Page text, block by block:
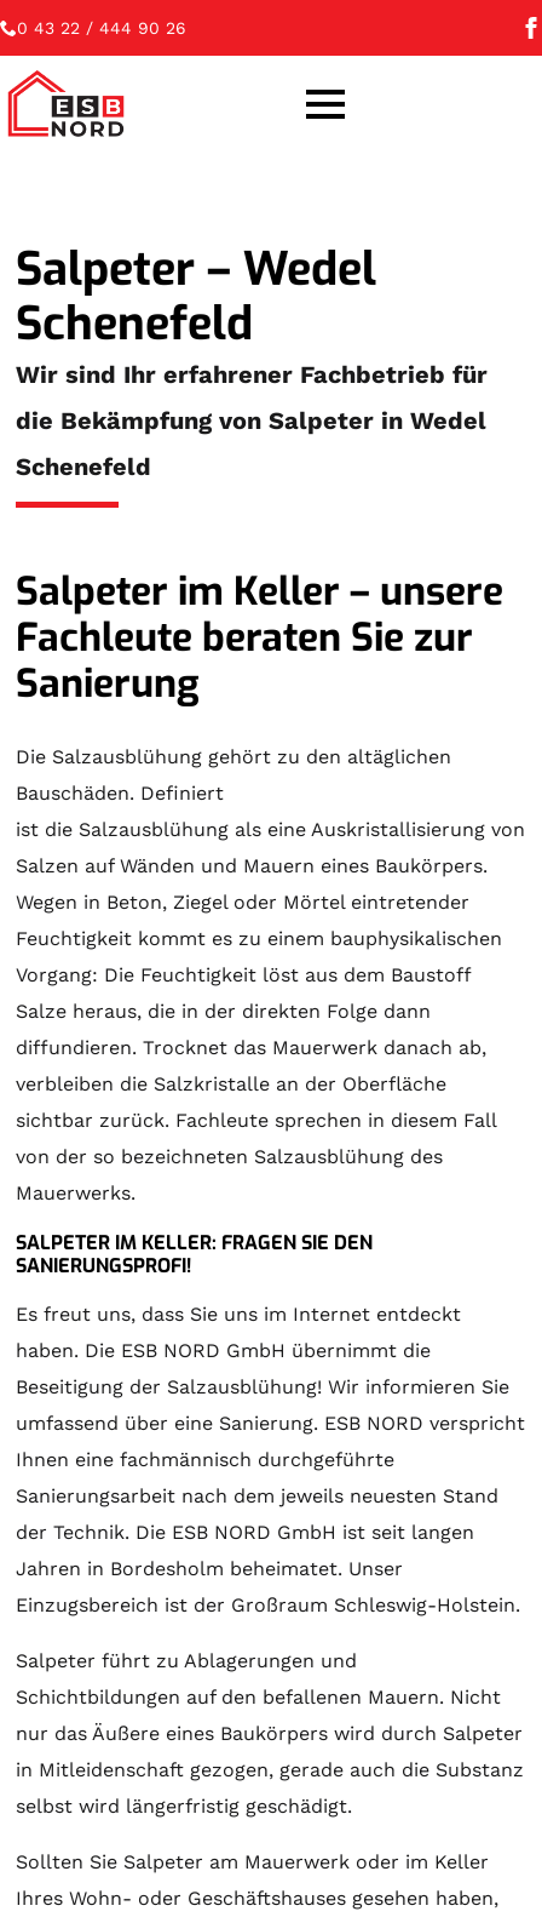
0 43 22 / 444 90 26
Salpeter – Wedel
Schenefeld
Wir sind Ihr erfahrener Fachbetrieb für
die Bekämpfung von Salpeter in Wedel
Schenefeld
Salpeter im Keller – unsere
Fachleute beraten Sie zur
Sanierung
Die Salzausblühung gehört zu den altäglichen
Bauschäden. Definiert
ist die Salzausblühung als eine Auskristallisierung von
Salzen auf Wänden und Mauern eines Baukörpers.
Wegen in Beton, Ziegel oder Mörtel eintretender
Feuchtigkeit kommt es zu einem bauphysikalischen
Vorgang: Die Feuchtigkeit löst aus dem Baustoff
Salze heraus, die in der direkten Folge dann
diffundieren. Trocknet das Mauerwerk danach ab,
verbleiben die Salzkristalle an der Oberfläche
sichtbar zurück. Fachleute sprechen in diesem Fall
von der so bezeichneten Salzausblühung des
Mauerwerks.
SALPETER IM KELLER: FRAGEN SIE DEN
SANIERUNGSPROFI!
Es freut uns, dass Sie uns im Internet entdeckt
haben. Die ESB NORD GmbH übernimmt die
Beseitigung der Salzausblühung! Wir informieren Sie
umfassend über eine Sanierung. ESB NORD verspricht
Ihnen eine fachmännisch durchgeführte
Sanierungsarbeit nach dem jeweils neuesten Stand
der Technik. Die ESB NORD GmbH ist seit langen
Jahren in Bordesholm beheimatet. Unser
Einzugsbereich ist der Großraum Schleswig-Holstein.
Salpeter führt zu Ablagerungen und
Schichtbildungen auf den befallenen Mauern. Nicht
nur das Äußere eines Baukörpers wird durch Salpeter
in Mitleidenschaft gezogen, gerade auch die Substanz
selbst wird längerfristig geschädigt.
Sollten Sie Salpeter am Mauerwerk oder im Keller
Ihres Wohn- oder Geschäftshauses gesehen haben,